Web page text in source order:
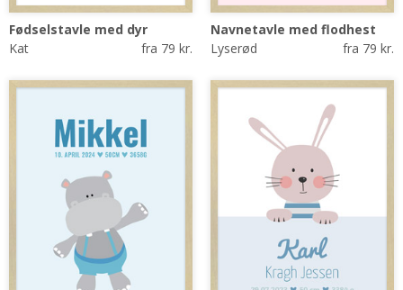
Fødselstavle med dyr
Kat
fra 79 kr.
Navnetavle med flodhest
Lyserød
fra 79 kr.